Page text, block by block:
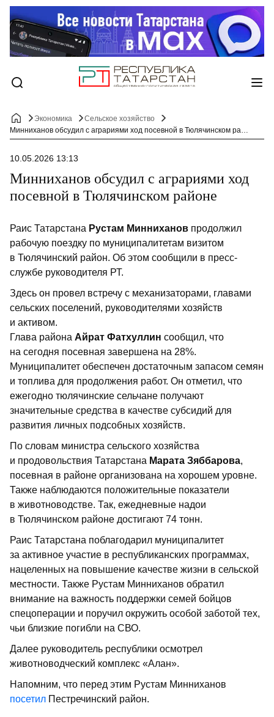
Экономика
Сельское хозяйство
Минниханов обсудил с аграриями ход посевной в Тюлячинском районе
10.05.2026 13:13
Минниханов обсудил с аграриями ход
посевной в Тюлячинском районе
Раис Татарстана Рустам Минниханов продолжил
рабочую поездку по муниципалитетам визитом
в Тюлячинский район. Об этом сообщили в пресс-
службе руководителя РТ.
Здесь он провел встречу с механизаторами, главами
сельских поселений, руководителями хозяйств
и активом.
Глава района Айрат Фатхуллин сообщил, что
на сегодня посевная завершена на 28%.
Муниципалитет обеспечен достаточным запасом семян
и топлива для продолжения работ. Он отметил, что
ежегодно тюлячинские сельчане получают
значительные средства в качестве субсидий для
развития личных подсобных хозяйств.
По словам министра сельского хозяйства
и продовольствия Татарстана Марата Зяббарова,
посевная в районе организована на хорошем уровне.
Также наблюдаются положительные показатели
в животноводстве. Так, ежедневные надои
в Тюлячинском районе достигают 74 тонн.
Раис Татарстана поблагодарил муниципалитет
за активное участие в республиканских программах,
нацеленных на повышение качестве жизни в сельской
местности. Также Рустам Минниханов обратил
внимание на важность поддержки семей бойцов
спецоперации и поручил окружить особой заботой тех,
чьи близкие погибли на СВО.
Далее руководитель республики осмотрел
животноводческий комплекс «Алан».
Напомним, что перед этим Рустам Минниханов
посетил Пестречинский район.